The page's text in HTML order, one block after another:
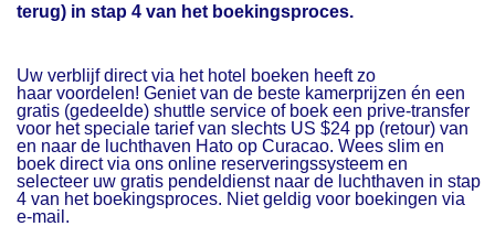
terug) in stap 4 van het boekingsproces.
Uw verblijf direct via het hotel boeken heeft zo
haar voordelen! Geniet van de beste kamerprijzen én een
gratis (gedeelde) shuttle service of boek een prive-transfer
voor het speciale tarief van slechts US $24 pp (retour) van
en naar de luchthaven Hato op Curacao. Wees slim en
boek direct via ons online reserveringssysteem en
selecteer uw gratis pendeldienst naar de luchthaven in stap
4 van het boekingsproces. Niet geldig voor boekingen via
e-mail.